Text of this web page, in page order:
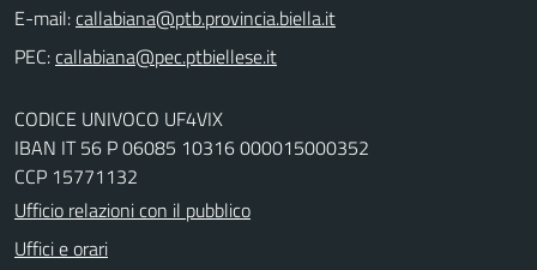
E-mail:
PEC:
CODICE UNIVOCO UF4VIX
IBAN IT 56 P 06085 10316 000015000352
CCP 15771132
Ufficio relazioni con il pubblico
Uffici e orari